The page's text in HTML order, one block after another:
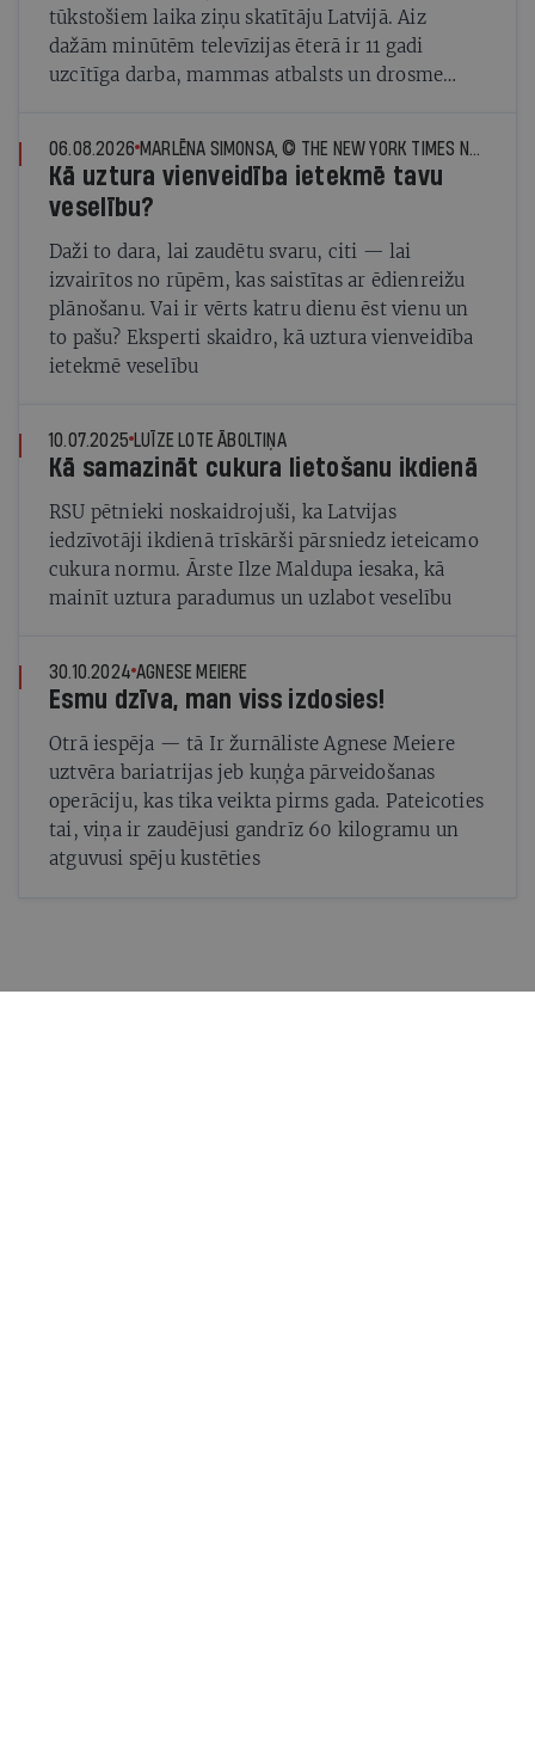
tūkstošiem laika ziņu skatītāju Latvijā. Aiz
dažām minūtēm televīzijas ēterā ir 11 gadi
uzcītīga darba, mammas atbalsts un drosme
06.08.2026 MARLĒNA SIMONSA, © THE NEW YORK TIMES NEWS SERVICE
Kā uztura vienveidība ietekmē tavu
veselību?
Daži to dara, lai zaudētu svaru, citi — lai
izvairītos no rūpēm, kas saistītas ar ēdienreižu
plānošanu. Vai ir vērts katru dienu ēst vienu un
to pašu? Eksperti skaidro, kā uztura vienveidība
ietekmē veselību
10.07.2025 LUĪZE LOTE ĀBOLTIŅA
Kā samazināt cukura lietošanu ikdienā
RSU pētnieki noskaidrojuši, ka Latvijas
iedzīvotāji ikdienā trīskārši pārsniedz ieteicamo
cukura normu. Ārste Ilze Maldupa iesaka, kā
mainīt uztura paradumus un uzlabot veselību
30.10.2024 AGNESE MEIERE
Esmu dzīva, man viss izdosies!
Otrā iespēja — tā Ir žurnāliste Agnese Meiere
uztvēra bariatrijas jeb kuņģa pārveidošanas
operāciju, kas tika veikta pirms gada. Pateicoties
tai, viņa ir zaudējusi gandrīz 60 kilogramu un
atguvusi spēju kustēties